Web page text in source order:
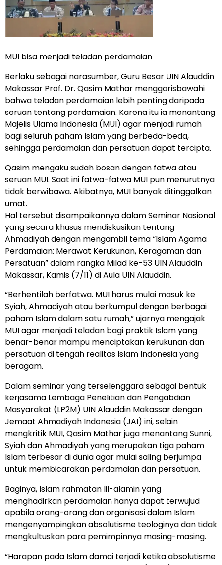
MUI bisa menjadi teladan perdamaian
Berlaku sebagai narasumber, Guru Besar UIN Alauddin
Makassar Prof. Dr. Qasim Mathar menggarisbawahi
bahwa teladan perdamaian lebih penting daripada
seruan tentang perdamaian. Karena itu ia menantang
Majelis Ulama Indonesia (MUI) agar menjadi rumah
bagi seluruh paham Islam yang berbeda-beda,
sehingga perdamaian dan persatuan dapat tercipta.
Qasim mengaku sudah bosan dengan fatwa atau
seruan MUI. Saat ini fatwa-fatwa MUI pun menurutnya
tidak berwibawa. Akibatnya, MUI banyak ditinggalkan
umat.
Hal tersebut disampaikannya dalam Seminar Nasional
yang secara khusus mendiskusikan tentang
Ahmadiyah dengan mengambil tema “Islam Agama
Perdamaian: Merawat Kerukunan, Keragaman dan
Persatuan” dalam rangka Milad ke-53 UIN Alauddin
Makassar, Kamis (7/11) di Aula UIN Alauddin.
“Berhentilah berfatwa. MUI harus mulai masuk ke
Syiah, Ahmadiyah atau berkumpul dengan berbagai
paham Islam dalam satu rumah,” ujarnya mengajak
MUI agar menjadi teladan bagi praktik Islam yang
benar-benar mampu menciptakan kerukunan dan
persatuan di tengah realitas Islam Indonesia yang
beragam.
Dalam seminar yang terselenggara sebagai bentuk
kerjasama Lembaga Penelitian dan Pengabdian
Masyarakat (LP2M) UIN Alauddin Makassar dengan
Jemaat Ahmadiyah Indonesia (JAI) ini, selain
mengkritik MUI, Qasim Mathar juga menantang Sunni,
Syiah dan Ahmadiyah yang merupakan tiga paham
Islam terbesar di dunia agar mulai saling berjumpa
untuk membicarakan perdamaian dan persatuan.
Baginya, Islam rahmatan lil-alamin yang
menghadirkan perdamaian hanya dapat terwujud
apabila orang-orang dan organisasi dalam Islam
mengenyampingkan absolutisme teologinya dan tidak
mengkultuskan para pemimpinnya masing-masing.
“Harapan pada Islam damai terjadi ketika absolutisme